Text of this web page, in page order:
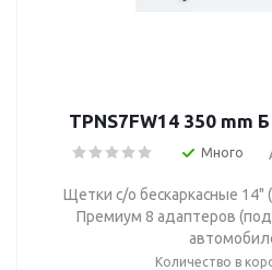
TPNS7FW14 350 mm
Много
Щетки с/о бескаркасные 14"
Премиум 8 адаптеров
Количество в